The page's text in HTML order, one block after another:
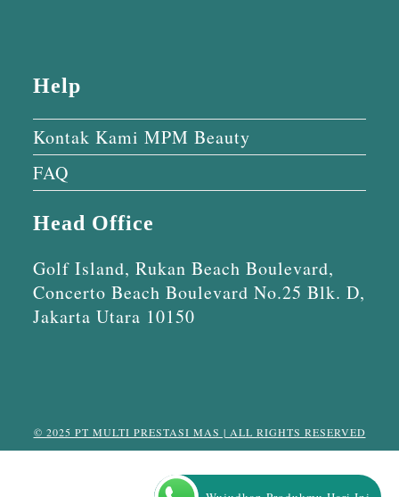
Help
Kontak Kami MPM Beauty
FAQ
Head Office
Golf Island, Rukan Beach Boulevard,
Concerto Beach Boulevard No.25 Blk. D,
Jakarta Utara 10150
© 2025 PT MULTI PRESTASI MAS | ALL RIGHTS RESERVED